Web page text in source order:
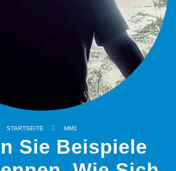
STARTSEITE MM1
Sie Beispiele